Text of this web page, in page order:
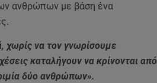
ανθρώπων με βάση ένα
χωρίς να τον γνωρίσουμε
καταλήγουν να κρίνονται από
δύο ανθρώπων».